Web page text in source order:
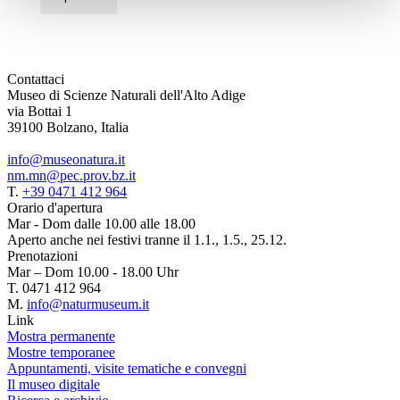
Contattaci
Museo di Scienze Naturali dell'Alto Adige
via Bottai 1
39100 Bolzano, Italia
info@museonatura.it
nm.mn@pec.prov.bz.it
T. +39 0471 412 964
Orario d'apertura
Mar - Dom dalle 10.00 alle 18.00
Aperto anche nei festivi tranne il 1.1., 1.5., 25.12.
Prenotazioni
Mar – Dom 10.00 - 18.00 Uhr
T. 0471 412 964
M. info@naturmuseum.it
Link
Mostra permanente
Mostre temporanee
Appuntamenti, visite tematiche e convegni
Il museo digitale